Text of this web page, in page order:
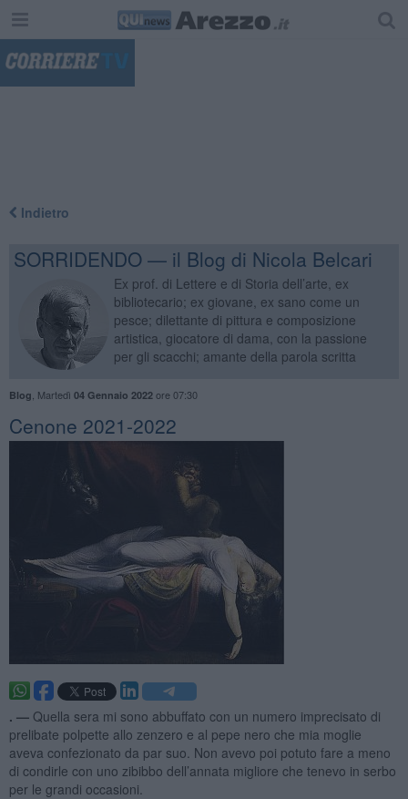
Indietro
SORRIDENDO — il Blog di Nicola Belcari
Ex prof. di Lettere e di Storia dell’arte, ex
bibliotecario; ex giovane, ex sano come un
pesce; dilettante di pittura e composizione
artistica, giocatore di dama, con la passione
per gli scacchi; amante della parola scritta
Blog Martedì 04 Gennaio 2022ore 07:30
Cenone 2021-2022
. — Quella sera mi sono abbuffato con un numero imprecisato di
prelibate polpette allo zenzero e al pepe nero che mia moglie
aveva confezionato da par suo. Non avevo poi potuto fare a meno
di condirle con uno zibibbo dell’annata migliore che tenevo in serbo
per le grandi occasioni.